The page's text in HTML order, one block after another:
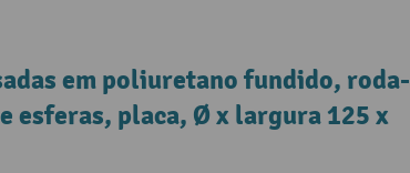
em poliuretano fundido, roda-
esferas, placa, Ø x largura 125 x